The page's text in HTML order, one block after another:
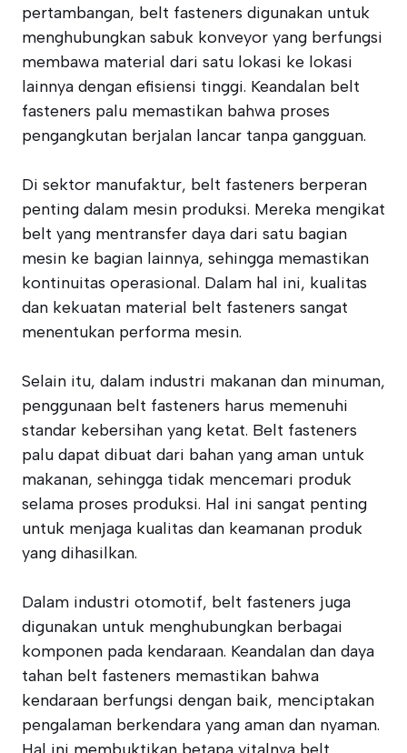
pertambangan, belt fasteners digunakan untuk
menghubungkan sabuk konveyor yang berfungsi
membawa material dari satu lokasi ke lokasi
lainnya dengan efisiensi tinggi. Keandalan belt
fasteners palu memastikan bahwa proses
pengangkutan berjalan lancar tanpa gangguan.
Di sektor manufaktur, belt fasteners berperan
penting dalam mesin produksi. Mereka mengikat
belt yang mentransfer daya dari satu bagian
mesin ke bagian lainnya, sehingga memastikan
kontinuitas operasional. Dalam hal ini, kualitas
dan kekuatan material belt fasteners sangat
menentukan performa mesin.
Selain itu, dalam industri makanan dan minuman,
penggunaan belt fasteners harus memenuhi
standar kebersihan yang ketat. Belt fasteners
palu dapat dibuat dari bahan yang aman untuk
makanan, sehingga tidak mencemari produk
selama proses produksi. Hal ini sangat penting
untuk menjaga kualitas dan keamanan produk
yang dihasilkan.
Dalam industri otomotif, belt fasteners juga
digunakan untuk menghubungkan berbagai
komponen pada kendaraan. Keandalan dan daya
tahan belt fasteners memastikan bahwa
kendaraan berfungsi dengan baik, menciptakan
pengalaman berkendara yang aman dan nyaman.